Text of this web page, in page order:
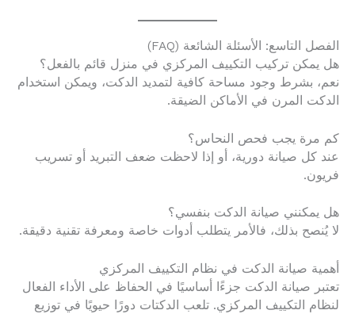
الفصل التاسع: الأسئلة الشائعة (FAQ)
هل يمكن تركيب التكييف المركزي في منزل قائم بالفعل؟
نعم، بشرط وجود مساحة كافية لتمديد الدكت، ويمكن استخدام
الدكت المرن في الأماكن الضيقة.
كم مرة يجب فحص النحاس؟
عند كل صيانة دورية، أو إذا لاحظت ضعف التبريد أو تسريب
فريون.
هل يمكنني صيانة الدكت بنفسي؟
لا يُنصح بذلك، فالأمر يتطلب أدوات خاصة ومعرفة تقنية دقيقة.
أهمية صيانة الدكت في نظام التكييف المركزي
تعتبر صيانة الدكت جزءًا أساسيًا في الحفاظ على الأداء الفعال
لنظام التكييف المركزي. تلعب الدكتات دورًا حيويًا في توزيع